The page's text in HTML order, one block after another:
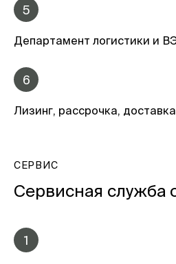
5
Департамент логистики и
6
Лизинг, рассрочка,
СЕРВИС
Сервисная служба
1